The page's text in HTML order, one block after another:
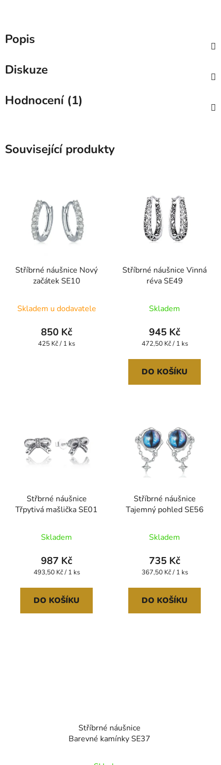
Popis
Diskuze
Hodnocení (1)
Související produkty
Stříbrné náušnice Nový
začátek SE10
Skladem u dodavatele
850 Kč
Měrná
425 Kč / 1 ks
Stříbrné náušnice Vinná
réva SE49
hodnocení
produktu
je
z
Skladem
945 Kč
Měrná
472,50 Kč / 1 ks
DO KOŠÍKU
Střbrné náušnice
Třpytivá mašlička SE01
hodnocení
produktu
je
z
Skladem
987 Kč
Měrná
493,50 Kč / 1 ks
DO KOŠÍKU
Stříbrné náušnice
Tajemný pohled SE56
Skladem
735 Kč
Měrná
367,50 Kč / 1 ks
DO KOŠÍKU
Stříbrné náušnice
Barevné kamínky SE37